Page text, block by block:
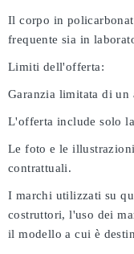
Il corpo in
frequente sia in
Limiti dell'offerta:
Garanzia limitata di un
L'offerta include solo
Le foto e le
contrattuali.
I marchi utilizzati su
costruttori, l'uso dei
il modello a cui è